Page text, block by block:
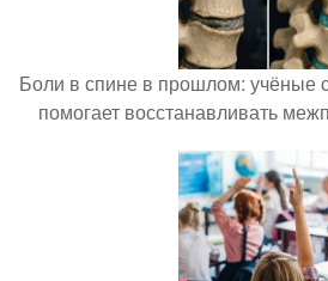
Боли в спине в прошлом: учёные
помогает восстанавливать